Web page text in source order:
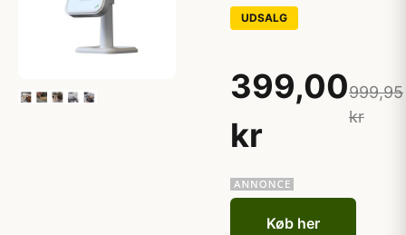
UDSALG
399,00
kr
999,95
kr
Køb her